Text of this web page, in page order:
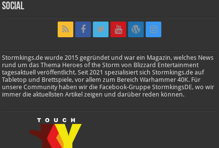
Social
Stormkings.de wurde 2015 gegründet und war ein Magazin, welches News
rund um das Thema Heroes of the Storm von Blizzard Entertainment
tagesaktuell veröffentlicht. Seit 2021 spezialisiert sich Stormkings.de auf
Tabletop und Brettspiele, vor allem zum Bereich Warhammer 40K. Für
unsere Community haben wir die Facebook-Gruppe StormkingsDE, wo wir
immer die aktuellsten Artikel zeigen und darüber reden können.